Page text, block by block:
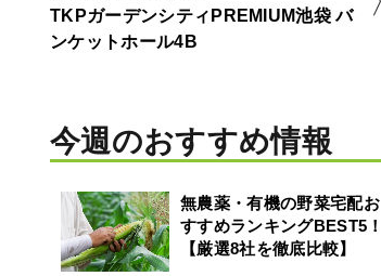
TKPガーデンシティPREMIUM池袋 バ
ンケットホール4B
今週のおすすめ情報
無農薬・有機の野菜宅配お
すすめランキングBEST5！
【厳選8社を徹底比較】